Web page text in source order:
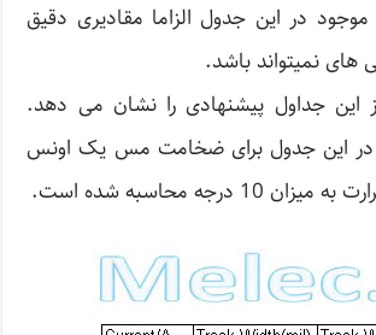
در این جدول الزاما مقادیری دقیق
نمیتواند باشد.
این جداول پیشنهادی را نشان می دهد.
در این جدول برای ضخامت مس یک اونس
درجه محاسبه شده است.